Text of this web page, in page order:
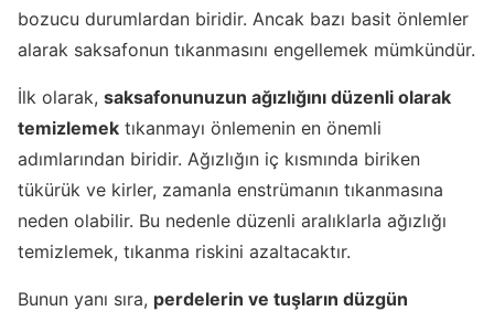
bozucu durumlardan biridir. Ancak bazı basit önlemler
alarak saksafonun tıkanmasını engellemek mümkündür.
İlk olarak, saksafonunuzun ağızlığını düzenli olarak
temizlemek tıkanmayı önlemenin en önemli
adımlarından biridir. Ağızlığın iç kısmında biriken
tükürük ve kirler, zamanla enstrümanın tıkanmasına
neden olabilir. Bu nedenle düzenli aralıklarla ağızlığı
temizlemek, tıkanma riskini azaltacaktır.
Bunun yanı sıra, perdelerin ve tuşların düzgün